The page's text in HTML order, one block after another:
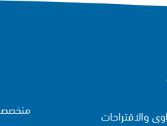
والاقتراحات